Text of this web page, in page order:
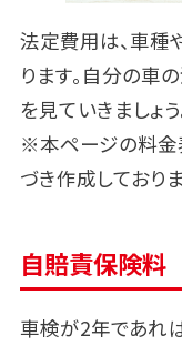
法定費用は、車種
ります。自分の車
を見ていきましょう
※本ページの料金
づき作成しておりま
自賠責保険料
車検が2年であれ